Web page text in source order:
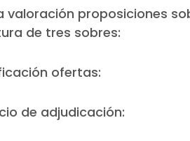
valoración proposiciones
de tres sobres:
ofertas:
de adjudicación: